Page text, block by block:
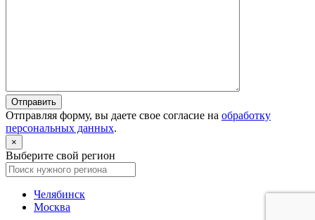
Отправляя форму, вы даете свое согласие на обработку
персональных данных.
×
Выберите свой регион
Челябинск
Москва